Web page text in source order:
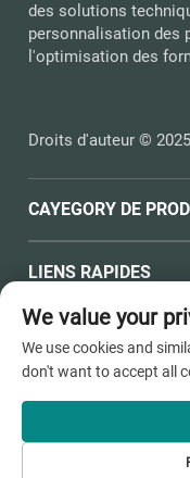
des solutions
personnalisation des
l'optimisation des
Droits d'auteur ©
CAYEGORY DE
LIENS RAPIDES
INFORMATIONS DE
Office add : N° 398,
We value your
We use cookies and
don't want to accept all